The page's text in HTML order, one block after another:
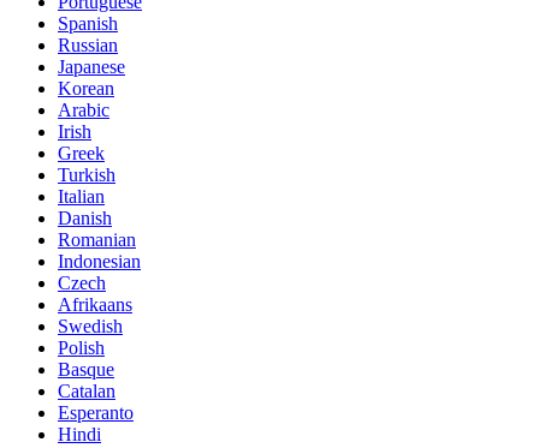
Spanish
Russian
Japanese
Korean
Arabic
Irish
Greek
Turkish
Italian
Danish
Romanian
Indonesian
Czech
Afrikaans
Swedish
Polish
Basque
Catalan
Esperanto
Hindi